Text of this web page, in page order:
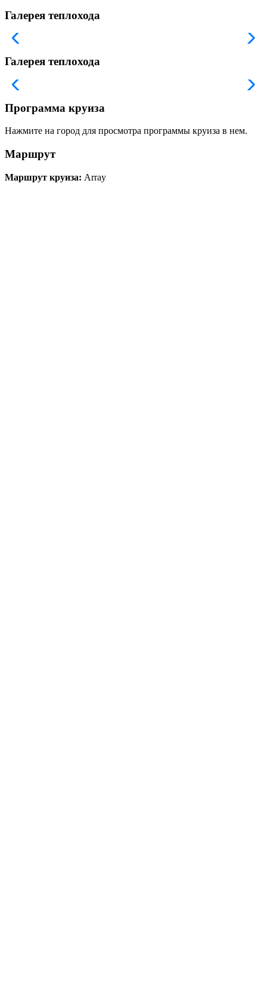
Галерея теплохода
Галерея теплохода
Программа круиза
Нажмите на город для просмотра программы круиза в нем.
Маршрут
Маршрут круиза: Array